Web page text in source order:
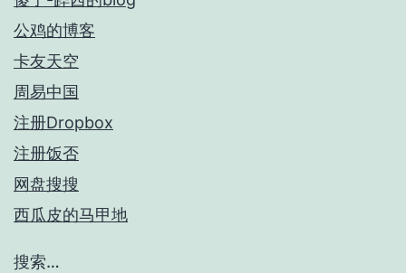
公鸡的博客
卡友天空
周易中国
注册Dropbox
注册饭否
网盘搜搜
西瓜皮的马甲地
搜索…